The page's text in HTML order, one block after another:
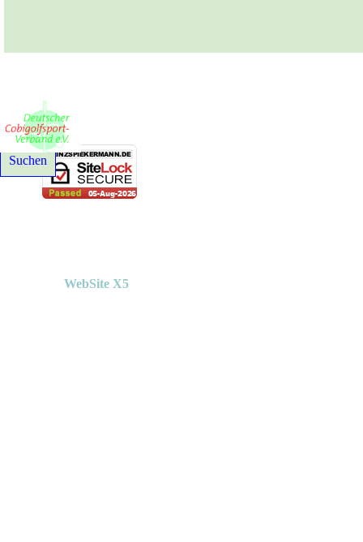
© 2021-2026 Deutscher Cobigolfsport-Verband e. V. - Alle
Suchen
WebSite X5